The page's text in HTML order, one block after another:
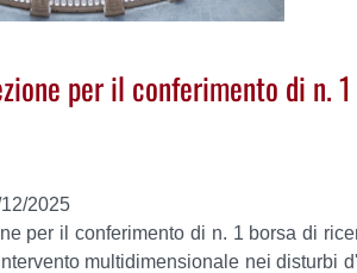
per il conferimento di n.
2025
per il conferimento di n. 1 borsa di
multidimensionale nei disturbi